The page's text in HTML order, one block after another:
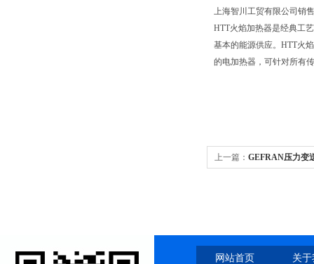
上海智川工贸有限公司销
HTT火焰加热器是经典工
基本的能源供应。HTT火
的电加热器，可针对所有
上一篇： GEFRAN压力变
网站首页 关